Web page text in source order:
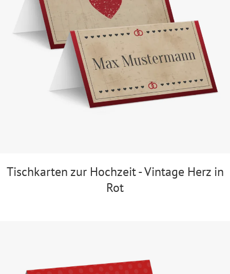
Tischkarten zur Hochzeit - Vintage Herz in
Rot